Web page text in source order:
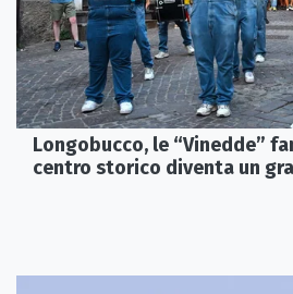
Longobucco, le “Vinedde”
centro storico diventa un